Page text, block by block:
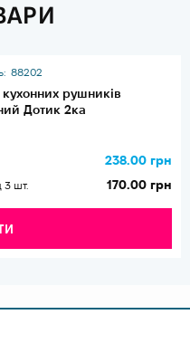
88202
кухонних рушників
Дотик 2ка
238.00 грн
3 шт. 170.00 грн